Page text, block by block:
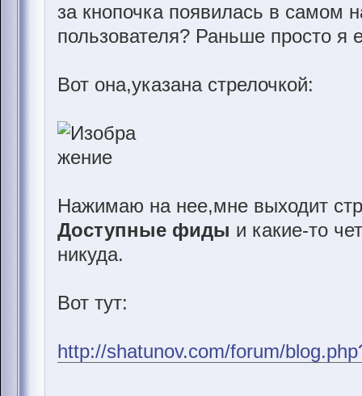
за кнопочка появилась в самом
пользователя? Раньше просто я
Вот она,указана стрелочкой:
Нажимаю на нее,мне выходит
Доступные фиды и какие-то
никуда.
Вот тут:
http://shatunov.com/forum/